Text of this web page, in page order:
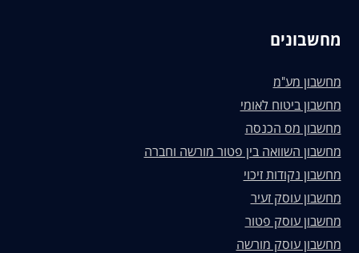
מחשבונים
מחשבון מע"מ
מחשבון ביטוח לאומי
מחשבון מס הכנסה
מחשבון השוואה בין פטור מורשה וחברה
מחשבון נקודות זיכוי
מחשבון עוסק זעיר
מחשבון עוסק פטור
מחשבון עוסק מורשה